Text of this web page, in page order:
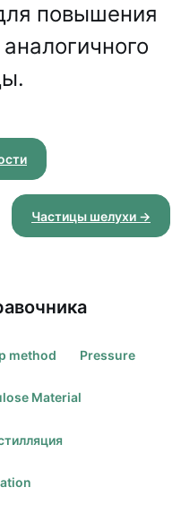
повышения
Частицы шелухи →
method Pressure
Material